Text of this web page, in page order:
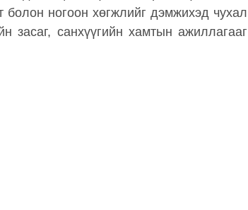
ногоон хөгжлийг дэмжихэд чухал
засаг, санхүүгийн хамтын ажиллагааг